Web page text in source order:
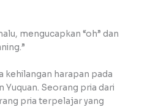
mengucapkan “oh” dan
kehilangan harapan pada
Yuquan. Seorang pria dari
pria terpelajar yang